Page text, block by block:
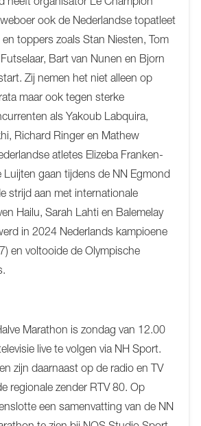
ook de Nederlandse topatleet
toppers zoals Stan Niesten, Tom
Bart van Nunen en Bjorn
Zij nemen het niet alleen op
maar ook tegen sterke
als Yakoub Labquira,
Richard Ringer en Mathew
atletes Elizeba Franken-
Luijten gaan tijdens de NN Egmond
strijd aan met internationale
Hailu, Sarah Lahti en Balemelay
in 2024 Nederlands kampioene
en voltooide de Olympische
Marathon is zondag van 12.00
live te volgen via NH Sport.
zijn daarnaast op de radio en TV
regionale zender RTV 80. Op
een samenvatting van de NN